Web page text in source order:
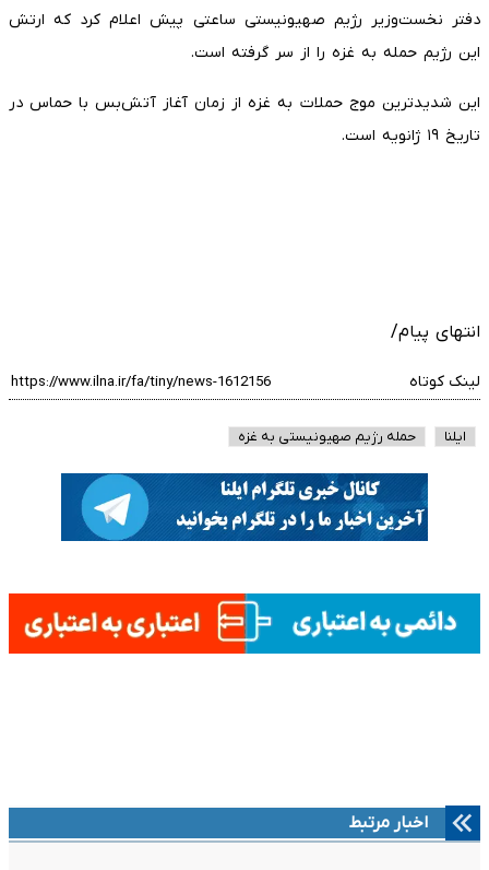
دفتر نخست‌وزیر رژیم صهیونیستی ساعتی پیش اعلام کرد که ارتش
این رژیم حمله به غزه را از سر گرفته است.
این شدیدترین موج حملات به غزه از زمان آغاز آتش‌بس با حماس در
تاریخ ۱۹ ژانویه است.
انتهای پیام/
لینک کوتاه
ایلنا حمله رژیم صهیونیستی به غزه
اخبار مرتبط